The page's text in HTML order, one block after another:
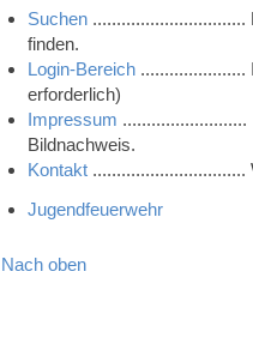
Suchen................................
finden.
Login-Bereich......................
erforderlich)
Impressum
Bildnachweis.
Kontakt................................
Jugendfeuerwehr
Nach oben